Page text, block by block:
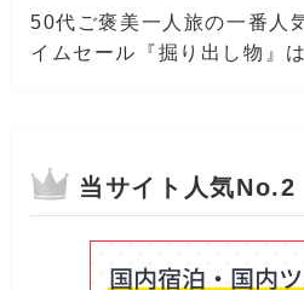
50代ご褒美一人旅の一番人
イムセール『掘り出し物』
当サイト人気No.2